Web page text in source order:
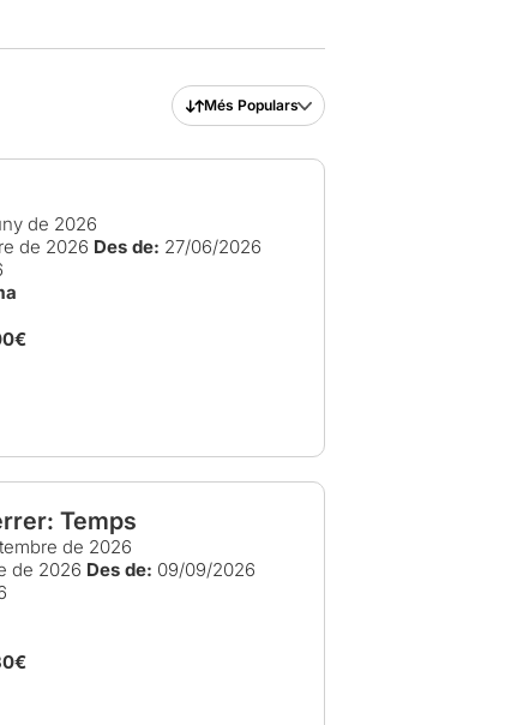
Més Populars
de 2026
de 2026 Des de: 27/06/2026
Temps
de 2026
de 2026 Des de: 09/09/2026